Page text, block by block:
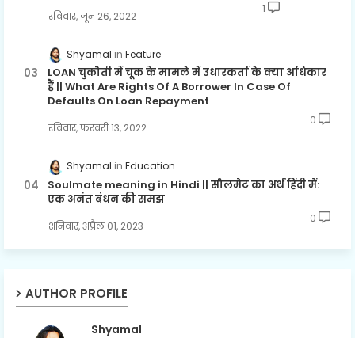
रविवार, जून 26, 2022
1
Shyamal Feature
LOAN चुकौती में चूक के मामले में उधारकर्ता के क्या अधिकार
हैं || What Are Rights Of A Borrower In Case Of
Defaults On Loan Repayment
रविवार, फ़रवरी 13, 2022
0
Shyamal Education
Soulmate meaning in Hindi || सौलमेट का अर्थ हिंदी में:
एक अनंत बंधन की समझ
शनिवार, अप्रैल 01, 2023
0
AUTHOR PROFILE
Shyamal